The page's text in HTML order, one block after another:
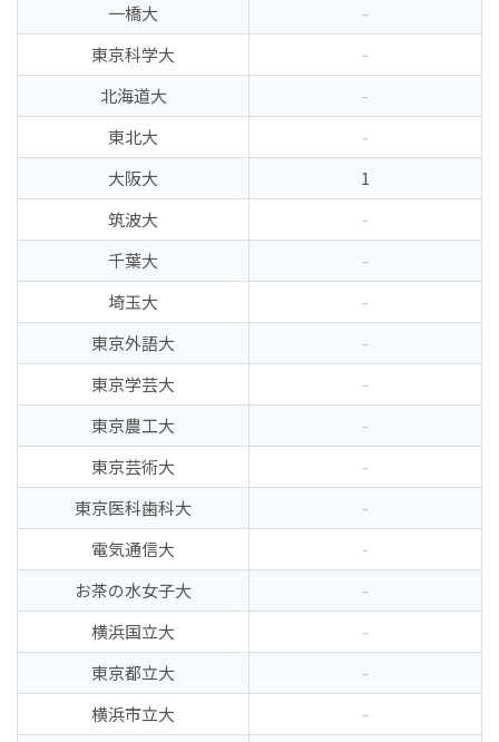
一橋大
-
東京科学大
-
北海道大
-
東北大
-
大阪大
1
筑波大
-
千葉大
-
埼玉大
-
東京外語大
-
東京学芸大
-
東京農工大
-
東京芸術大
-
東京医科歯科大
-
電気通信大
-
お茶の水女子大
-
横浜国立大
-
東京都立大
-
横浜市立大
-